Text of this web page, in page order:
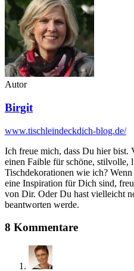
Autor
Birgit
www.tischleindeckdich-blog.de/
Ich freue mich, dass Du hier bist.
einen Faible für schöne, stilvolle,
Tischdekorationen wie ich?
eine Inspiration für Dich sind,
von Dir. Oder Du hast vielleicht
beantworten werde.
8 Kommentare